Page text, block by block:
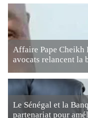
Affaire Pape
avocats relancent la
Le Sénégal et la
partenariat pour